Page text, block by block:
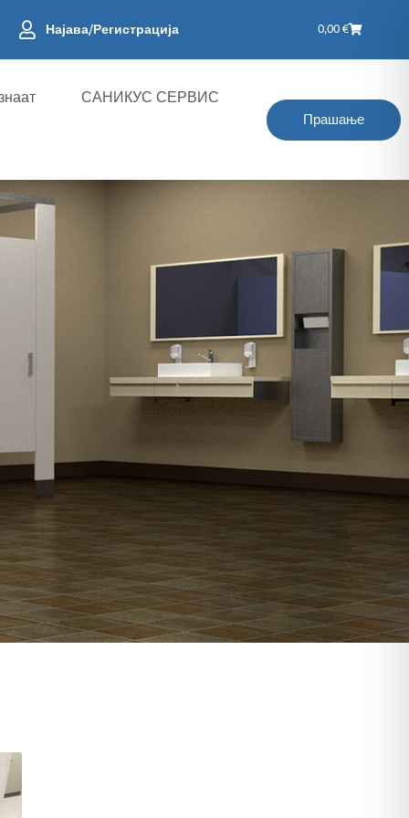
Најава/Регистрација 0,00€Кошница
САНИКУС СЕРВИС
Прашање